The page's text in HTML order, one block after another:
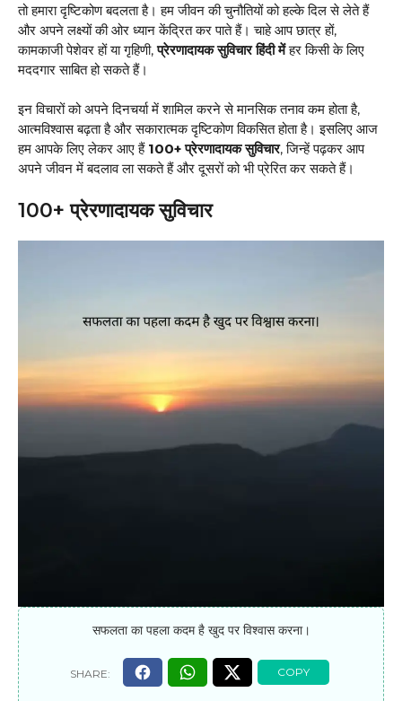
तो हमारा दृष्टिकोण बदलता है। हम जीवन की चुनौतियों को हल्के दिल से लेते हैं
और अपने लक्ष्यों की ओर ध्यान केंद्रित कर पाते हैं। चाहे आप छात्र हों,
कामकाजी पेशेवर हों या गृहिणी,प्रेरणादायक सुविचार हिंदी मेंहर किसी के लिए
मददगार साबित हो सकते हैं।
इन विचारों को अपने दिनचर्या में शामिल करने से मानसिक तनाव कम होता है,
आत्मविश्वास बढ़ता है और सकारात्मक दृष्टिकोण विकसित होता है। इसलिए आज
हम आपके लिए लेकर आए हैं 100+ प्रेरणादायक सुविचार, जिन्हें पढ़कर आप
अपने जीवन में बदलाव ला सकते हैं और दूसरों को भी प्रेरित कर सकते हैं।
100+ प्रेरणादायक सुविचार
सफलता का पहला कदम है खुद पर विश्वास करना।